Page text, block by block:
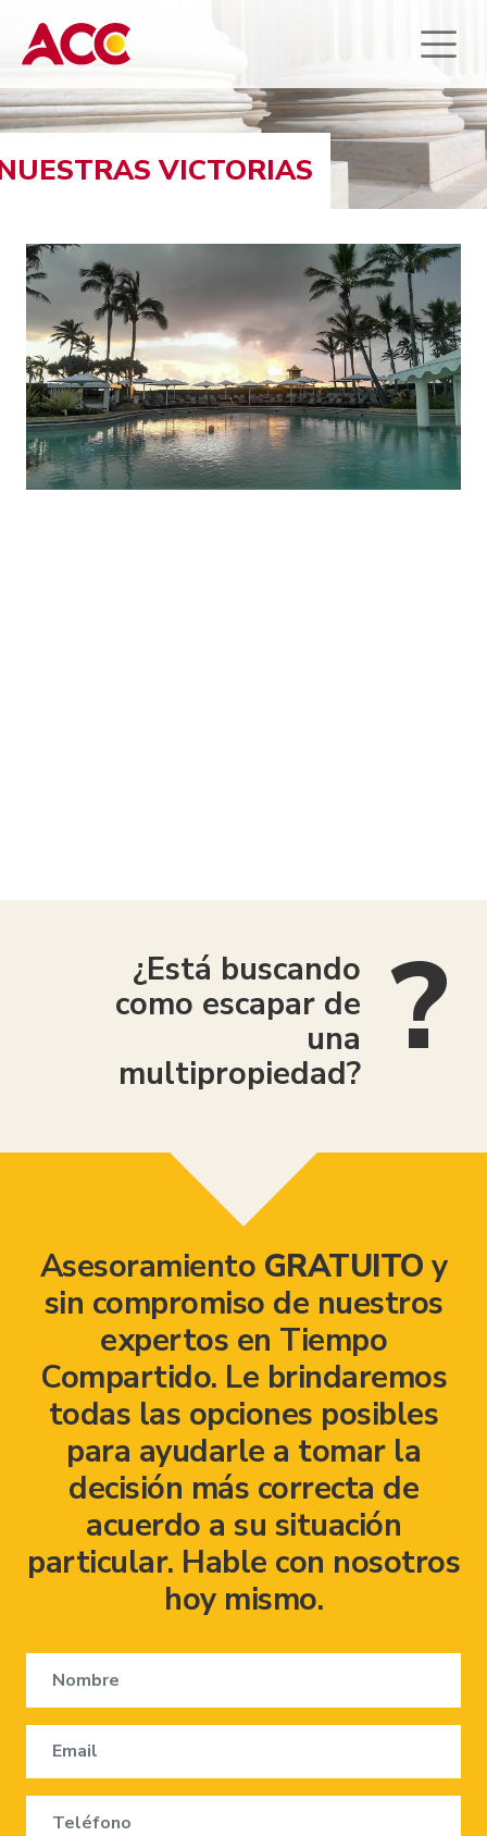
VICTORIAS
¿Está buscando
como escapar de
una
multipropiedad?
Asesoramiento GRATUITO y
sin compromiso de nuestros
expertos en Tiempo
Compartido. Le brindaremos
todas las opciones posibles
para ayudarle a tomar la
decisión más correcta de
acuerdo a su situación
particular. Hable con nosotros
hoy mismo.